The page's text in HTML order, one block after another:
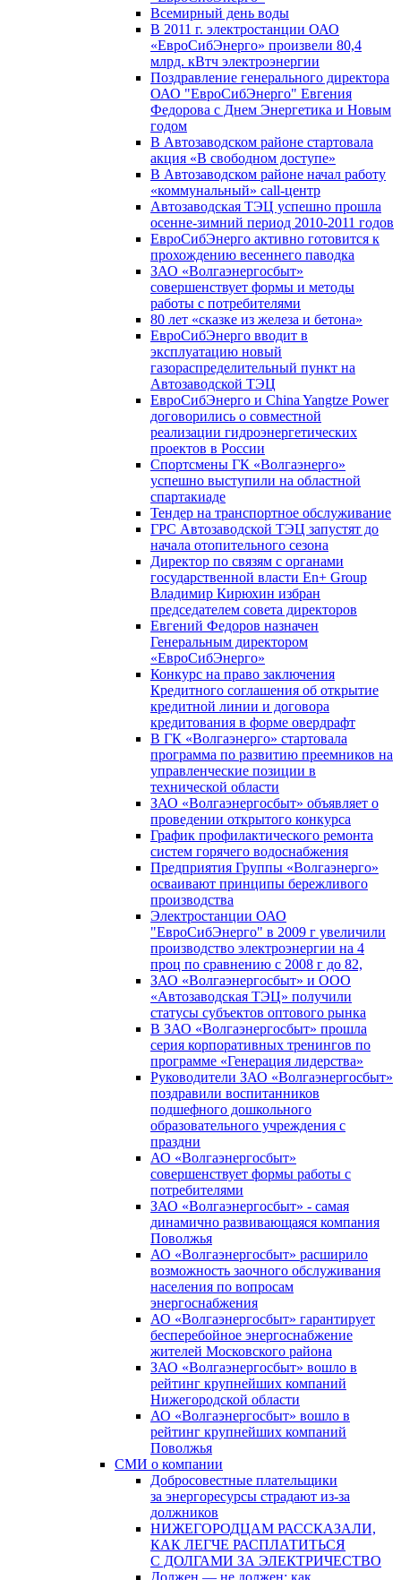
Всемирный день воды
В 2011 г. электростанции ОАО
«ЕвроСибЭнерго» произвели 80,4
млрд. кВтч электроэнергии
Поздравление генерального директора
ОАО "ЕвроСибЭнерго" Евгения
Федорова с Днем Энергетика и Новым
годом
В Автозаводском районе стартовала
акция «В свободном доступе»
В Автозаводском районе начал работу
«коммунальный» call-центр
Автозаводская ТЭЦ успешно прошла
осенне-зимний период 2010-2011 годов
ЕвроСибЭнерго активно готовится к
прохождению весеннего паводка
ЗАО «Волгаэнергосбыт»
совершенствует формы и методы
работы с потребителями
80 лет «сказке из железа и бетона»
ЕвроСибЭнерго вводит в
эксплуатацию новый
газораспределительный пункт на
Автозаводской ТЭЦ
ЕвроСибЭнерго и China Yangtze Power
договорились о совместной
реализации гидроэнергетических
проектов в России
Спортсмены ГК «Волгаэнерго»
успешно выступили на областной
спартакиаде
Тендер на транспортное обслуживание
ГРС Автозаводской ТЭЦ запустят до
начала отопительного сезона
Директор по связям с органами
государственной власти En+ Group
Владимир Кирюхин избран
председателем совета директоров
Евгений Федоров назначен
Генеральным директором
«ЕвроСибЭнерго»
Конкурс на право заключения
Кредитного соглашения об открытие
кредитной линии и договора
кредитования в форме овердрафт
В ГК «Волгаэнерго» стартовала
программа по развитию преемников на
управленческие позиции в
технической области
ЗАО «Волгаэнергосбыт» объявляет о
проведении открытого конкурса
График профилактического ремонта
систем горячего водоснабжения
Предприятия Группы «Волгаэнерго»
осваивают принципы бережливого
производства
Электростанции ОАО
"ЕвроСибЭнерго" в 2009 г увеличили
производство электроэнергии на 4
проц по сравнению с 2008 г до 82,
ЗАО «Волгаэнергосбыт» и ООО
«Автозаводская ТЭЦ» получили
статусы субъектов оптового рынка
В ЗАО «Волгаэнергосбыт» прошла
серия корпоративных тренингов по
программе «Генерация лидерства»
Руководители ЗАО «Волгаэнергосбыт»
поздравили воспитанников
подшефного дошкольного
образовательного учреждения с
праздни
АО «Волгаэнергосбыт»
совершенствует формы работы с
потребителями
ЗАО «Волгаэнергосбыт» - самая
динамично развивающаяся компания
Поволжья
АО «Волгаэнергосбыт» расширило
возможность заочного обслуживания
населения по вопросам
энергоснабжения
АО «Волгаэнергосбыт» гарантирует
бесперебойное энергоснабжение
жителей Московского района
ЗАО «Волгаэнергосбыт» вошло в
рейтинг крупнейших компаний
Нижегородской области
АО «Волгаэнергосбыт» вошло в
рейтинг крупнейших компаний
Поволжья
СМИ о компании
Добросовестные плательщики
за энергоресурсы страдают из-за
должников
НИЖЕГОРОДЦАМ РАССКАЗАЛИ,
КАК ЛЕГЧЕ РАСПЛАТИТЬСЯ
С ДОЛГАМИ ЗА ЭЛЕКТРИЧЕСТВО